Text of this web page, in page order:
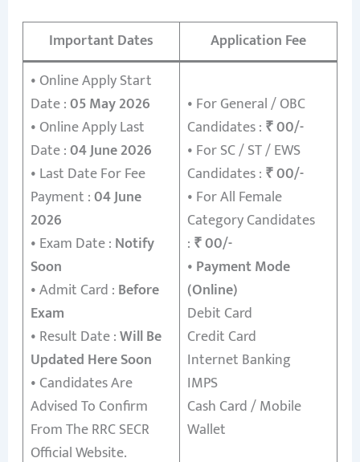
Important Dates
Application Fee
• Online Apply Start
Date :05 May 2026
• Online Apply Last
Date :04 June 2026
• Last Date For Fee
Payment :04 June
2026
• Exam Date : Notify
Soon
• Admit Card : Before
Exam
• Result Date :Will Be
Updated Here Soon
• Candidates Are
Advised To Confirm
From The RRC SECR
Official Website.
• For General / OBC
Candidates : ₹ 00/-
• For SC / ST / EWS
Candidates : ₹ 00/-
• For All Female
Category Candidates
: ₹ 00/-
• Payment Mode
(Online)
Debit Card
Credit Card
Internet Banking
IMPS
Cash Card / Mobile
Wallet